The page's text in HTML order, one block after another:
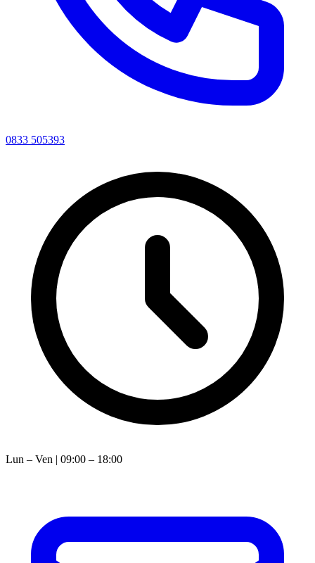
0833 505393
Lun – Ven | 09:00 – 18:00